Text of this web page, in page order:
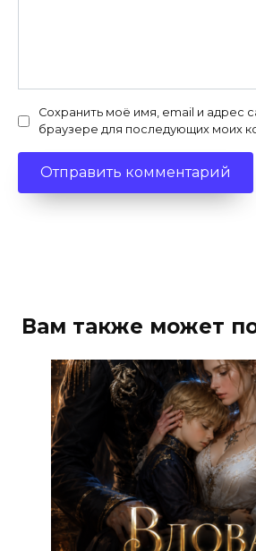
Сохранить моё имя, email и адрес
браузере для последующих моих
Вам также может